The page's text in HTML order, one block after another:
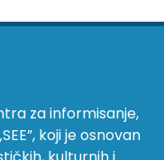
za informisanje,
koji je osnovan